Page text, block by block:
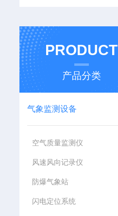
PRODUCT
产品分类
气象监测设备
空气质量监测仪
风速风向记录仪
防爆气象站
闪电定位系统